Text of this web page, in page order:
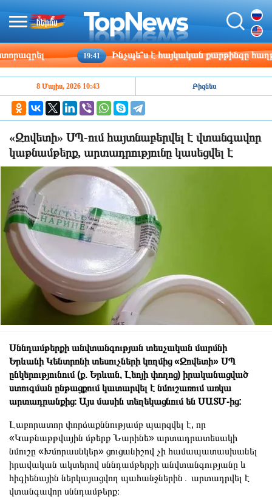
19:41 Ինչպե՞ս է հայկական քարթինգը
8 Մայիս, 2026 10:43 Բիզնես
«Զովետի» ՍՊ-ում հայտնաբերվել է վտանգավոր
կաթնամթերք, արտադրությունը կասեցվել է
Սննդամթերքի անվտանգության տեսչական մարմնի
Երևանի Կենտրոնի տեսուչների կողմից «Զովետի» ՍՊ
ընկերությունում (ք. Երևան, Լեոյի փողոց) իրականացված
ստուգման ընթացքում կատարվել է նմուշառում առկա
արտադրանքից։ Այս մասին տեղեկացնում են ՍԱՏՄ-ից:
Լաբորատոր փորձաքննությամբ պարզվել է, որ
«Կաթնաթթվային մթերք Նարինե» արտադրատեսակի
նմուշը «Խմորասնկեր» ցուցանիշով չի համապատասխանել
իրավական ակտերով սննդամթերքի անվտանգությանը և
հիգիենային ներկայացվող պահանջներին․ արտադրվել է
վտանգավոր սննդամթերք։